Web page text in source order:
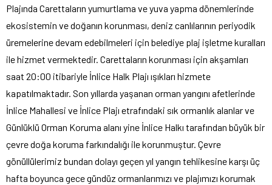
Plajında Carettaların yumurtlama ve yuva yapma dönemlerinde
ekosistemin ve doğanın korunması, deniz canlılarının periyodik
üremelerine devam edebilmeleri için belediye plaj işletme kuralları
ile hizmet vermektedir. Carettaların korunması için akşamları
saat 20:00 itibariyle İnlice Halk Plajı ışıkları hizmete
kapatılmaktadır. Son yıllarda yaşanan orman yangını afetlerinde
İnlice Mahallesi ve İnlice Plajı etrafındaki sık ormanlık alanlar ve
Günlüklü Orman Koruma alanı yine İnlice Halkı tarafından büyük bir
çevre doğa koruma farkındalığı ile korunmuştur. Çevre
gönüllülerimiz bundan dolayı geçen yıl yangın tehlikesine karşı üç
hafta boyunca gece gündüz ormanlarımızı ve plajımızı korumak